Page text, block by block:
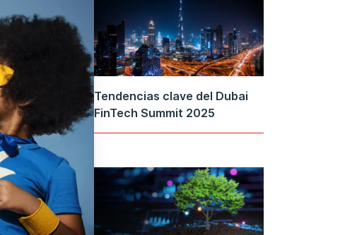
Tendencias clave del Dubai
FinTech Summit 2025